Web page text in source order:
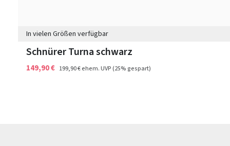
In vielen Größen verfügbar
Schnürer Turna schwarz
149,90 € 199,90 €ehem. UVP(25% gespart)